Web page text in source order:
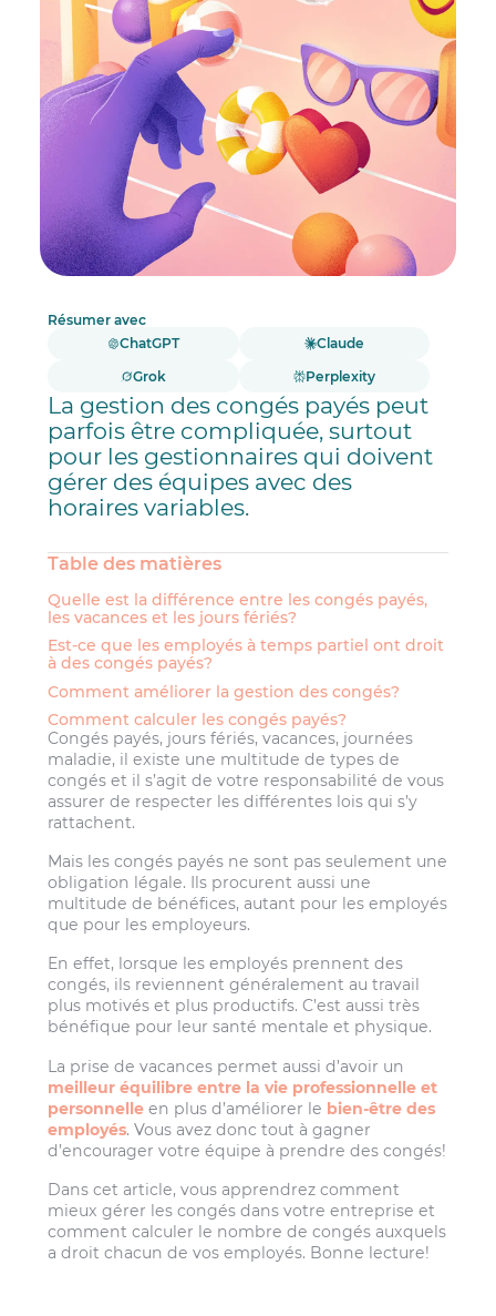
Résumer avec
ChatGPT
Claude
Grok
Perplexity
La gestion des congés payés peut
parfois être compliquée, surtout
pour les gestionnaires qui doivent
gérer des équipes avec des
horaires variables.
Table des matières
Quelle est la différence entre les congés payés,
les vacances et les jours fériés?
Est-ce que les employés à temps partiel ont droit
à des congés payés?
Comment améliorer la gestion des congés?
Comment calculer les congés payés?
Congés payés, jours fériés, vacances, journées
maladie, il existe une multitude de types de
congés et il s’agit de votre responsabilité de vous
assurer de respecter les différentes lois qui s’y
rattachent.
Mais les congés payés ne sont pas seulement une
obligation légale. Ils procurent aussi une
multitude de bénéfices, autant pour les employés
que pour les employeurs.
En effet, lorsque les employés prennent des
congés, ils reviennent généralement au travail
plus motivés et plus productifs. C’est aussi très
bénéfique pour leur santé mentale et physique.
La prise de vacances permet aussi d’avoir un
meilleur équilibre entre la vie professionnelle et
personnelle en plus d’améliorer le bien-être des
employés. Vous avez donc tout à gagner
d’encourager votre équipe à prendre des congés!
Dans cet article, vous apprendrez comment
mieux gérer les congés dans votre entreprise et
comment calculer le nombre de congés auxquels
a droit chacun de vos employés. Bonne lecture!